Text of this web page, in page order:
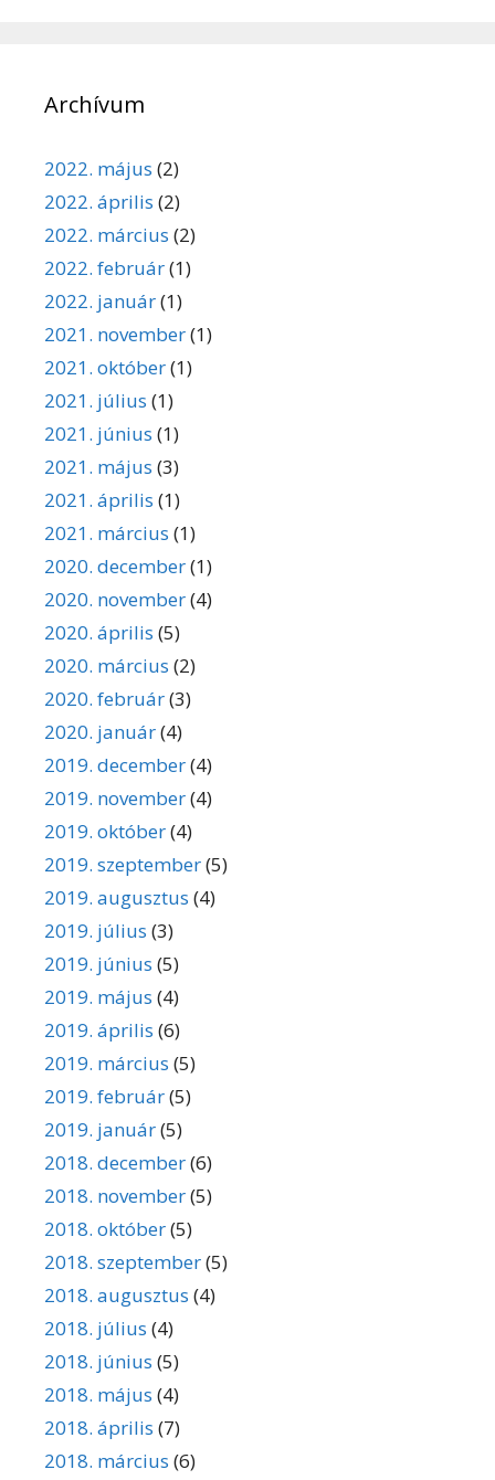
Archívum
2022. május (2)
2022. április (2)
2022. március (2)
2022. február(1)
2022. január(1)
2021. november(1)
2021. október(1)
2021. július (1)
2021. június (1)
2021. május (3)
2021. április (1)
2021. március (1)
2020. december(1)
2020. november(4)
2020. április (5)
2020. március (2)
2020. február(3)
2020. január(4)
2019. december(4)
2019. november(4)
2019. október(4)
2019. szeptember(5)
2019. augusztus (4)
2019. július (3)
2019. június (5)
2019. május (4)
2019. április (6)
2019. március (5)
2019. február(5)
2019. január(5)
2018. december(6)
2018. november(5)
2018. október(5)
2018. szeptember(5)
2018. augusztus (4)
2018. július (4)
2018. június (5)
2018. május (4)
2018. április (7)
2018. március (6)